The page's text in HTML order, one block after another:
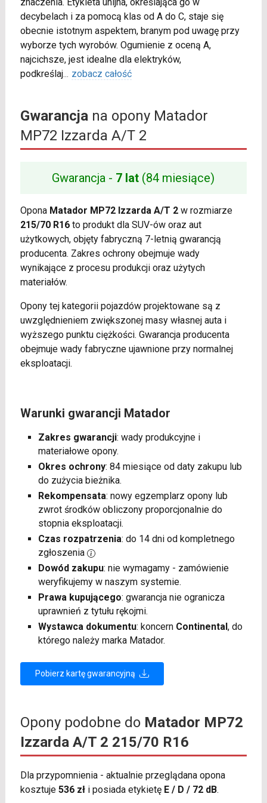
decybelach i za pomocą klas od A do C, staje się
obecnie istotnym aspektem, branym pod uwagę przy
wyborze tych wyrobów. Ogumienie z oceną A,
najcichsze, jest idealne dla elektryków,
podkreślaj... zobacz całość
Gwarancjana opony Matador
MP72 Izzarda A/T 2
Gwarancja - 7 lat (84 miesiące)
Opona Matador MP72 Izzarda A/T 2w rozmiarze
215/70 R16to produkt dla SUV-ów oraz aut
użytkowych, objęty fabryczną 7-letnią gwarancją
producenta. Zakres ochrony obejmuje wady
wynikające z procesu produkcji oraz użytych
materiałów.
Opony tej kategorii pojazdów projektowane są z
uwzględnieniem zwiększonej masy własnej auta i
wyższego punktu ciężkości. Gwarancja producenta
obejmuje wady fabryczne ujawnione przy normalnej
eksploatacji.
Warunki gwarancji Matador
Zakres gwarancji: wady produkcyjne i
materiałowe opony.
Okres ochrony: 84 miesiące od daty zakupu lub
do zużycia bieżnika.
Rekompensata: nowy egzemplarz opony lub
zwrot środków obliczony proporcjonalnie do
stopnia eksploatacji.
Czas rozpatrzenia: do 14 dni od kompletnego
zgłoszenia
Dowód zakupu: nie wymagamy - zamówienie
weryfikujemy w naszym systemie.
Prawa kupującego: gwarancja nie ogranicza
uprawnień z tytułu rękojmi.
Wystawca dokumentu: koncern Continental, do
którego należy marka Matador.
Pobierz kartę gwarancyjną
Opony podobne do Matador MP72
Izzarda A/T 2 215/70 R16
Dla przypomnienia - aktualnie przeglądana opona
kosztuje 536 złi posiada etykietę E / D / 72 dB.